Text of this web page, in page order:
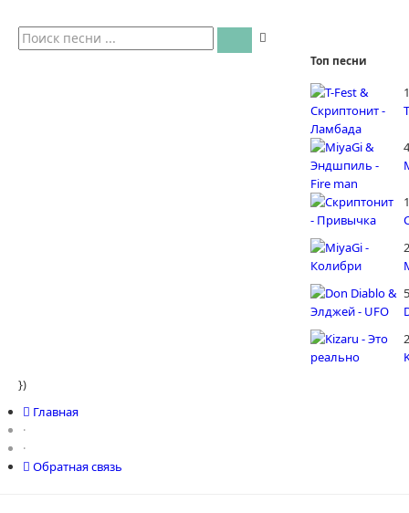
Топ песни
})
Главная
·
·
Обратная связь